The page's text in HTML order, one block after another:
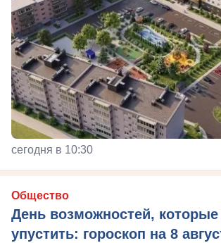
сегодня в 10:30
Общество
День возможностей, которые
упустить: гороскоп на 8